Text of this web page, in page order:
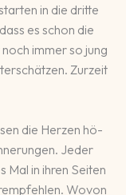
in die dritte
es schon die
immer so jung
Zur­zeit
die Her­zen hö­
Je­der
Mal in ih­ren Sei­ten
Wo­von